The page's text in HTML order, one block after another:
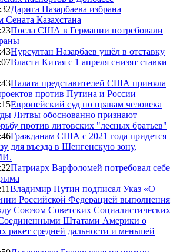
Дарига Назарбаева избрана
Сената Казахстана
Посла США в Германии потребовали
Нурсултан Назарбаев ушёл в отставку
Власти Китая с 1 апреля снизят ставки
Палата представителей США приняла
против Путина и России
Европейский суд по правам человека
Литвы обоснованно признают
против литовских "лесных братьев"
Гражданам США с 2021 года придется
для въезда в Шенгенскую зону,
Патриарх Варфоломей потребовал себе
Владимир Путин подписал Указ «О
Российской Федерацией выполнения
Союзом Советских Социалистических
Штатами Америки о
ракет средней дальности и меньшей